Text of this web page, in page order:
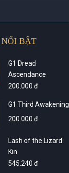
BẬT
G1 Dread
Ascendance
200.000 đ
G1 Third Awakening
200.000 đ
Lash of the Lizard
Kin
545.240 đ